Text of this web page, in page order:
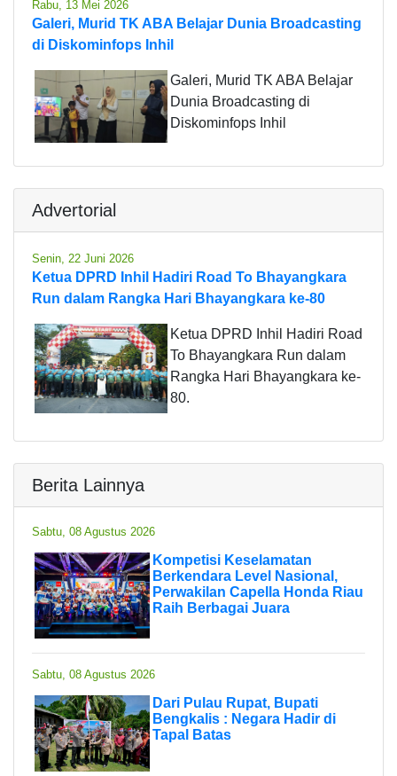
Rabu, 13 Mei 2026
Galeri, Murid TK ABA Belajar Dunia Broadcasting
di Diskominfops Inhil
Galeri, Murid TK ABA Belajar
Dunia Broadcasting di
Diskominfops Inhil
Advertorial
Senin, 22 Juni 2026
Ketua DPRD Inhil Hadiri Road To Bhayangkara
Run dalam Rangka Hari Bhayangkara ke-80
Ketua DPRD Inhil Hadiri Road
To Bhayangkara Run dalam
Rangka Hari Bhayangkara ke-
80.
Berita Lainnya
Sabtu, 08 Agustus 2026
Kompetisi Keselamatan
Berkendara Level Nasional,
Perwakilan Capella Honda Riau
Raih Berbagai Juara
Sabtu, 08 Agustus 2026
Dari Pulau Rupat, Bupati
Bengkalis : Negara Hadir di
Tapal Batas